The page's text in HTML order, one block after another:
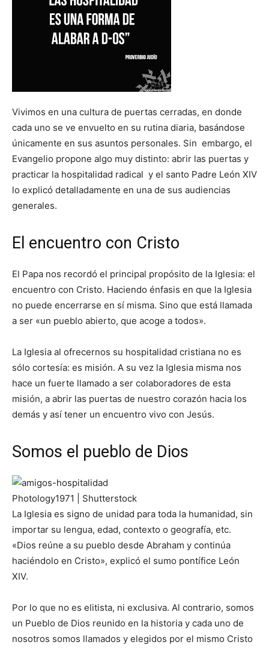
Vivimos en una cultura de puertas cerradas, en donde
cada uno se ve envuelto en su rutina diaria, basándose
únicamente en sus asuntos personales. Sin embargo, el
Evangelio propone algo muy distinto: abrir las puertas y
practicar la hospitalidad radical y el santo Padre León XIV
lo explicó detalladamente en una de sus audiencias
generales.
El encuentro con Cristo
El Papa nos recordó el principal propósito de la Iglesia: el
encuentro con Cristo. Haciendo énfasis en que la Iglesia
no puede encerrarse en sí misma. Sino que está llamada
a ser «un pueblo abierto, que acoge a todos».
La Iglesia al ofrecernos su hospitalidad cristiana no es
sólo cortesía: es misión. A su vez la Iglesia misma nos
hace un fuerte llamado a ser colaboradores de esta
misión, a abrir las puertas de nuestro corazón hacia los
demás y así tener un encuentro vivo con Jesús.
Somos el pueblo de Dios
Photology1971 | Shutterstock
La Iglesia es signo de unidad para toda la humanidad, sin
importar su lengua, edad, contexto o geografía, etc.
«Dios reúne a su pueblo desde Abraham y continúa
haciéndolo en Cristo», explicó el sumo pontífice León
XIV.
Por lo que no es elitista, ni exclusiva. Al contrario, somos
un Pueblo de Dios reunido en la historia y cada uno de
nosotros somos llamados y elegidos por el mismo Cristo